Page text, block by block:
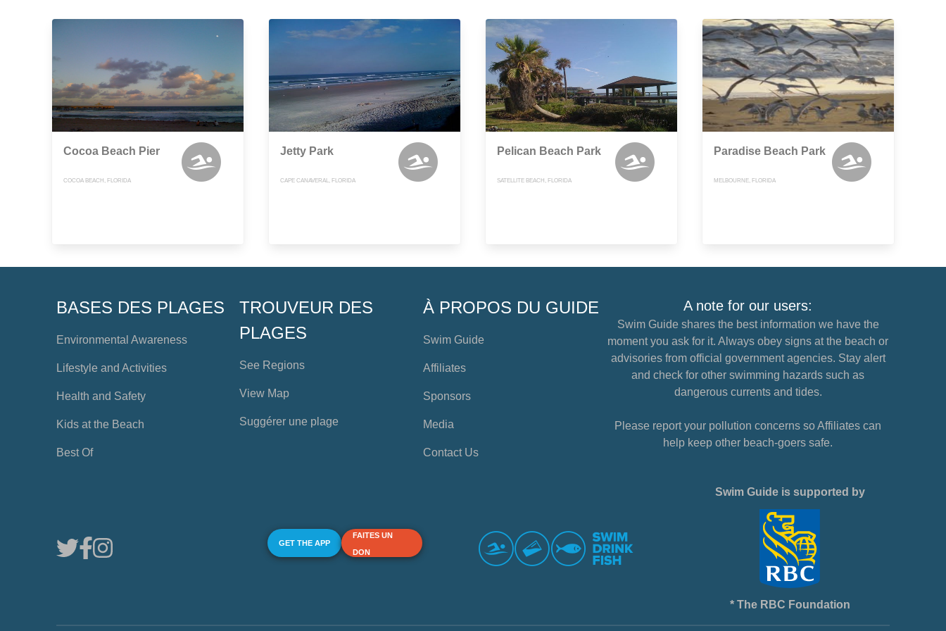
Cocoa Beach Pier
COCOA BEACH, FLORIDA
Jetty Park
CAPE CANAVERAL, FLORIDA
Pelican Beach Park
SATELLITE BEACH, FLORIDA
Paradise Beach Park
MELBOURNE, FLORIDA
BASES DES PLAGES
Environmental Awareness
Lifestyle and Activities
Health and Safety
Kids at the Beach
Best Of
TROUVEUR DES
PLAGES
See Regions
View Map
Suggérer une plage
À PROPOS DU GUIDE
Swim Guide
Affiliates
Sponsors
Media
Contact Us
A note for our users:
Swim Guide shares the best information we have the
moment you ask for it. Always obey signs at the beach or
advisories from official government agencies. Stay alert
and check for other swimming hazards such as
dangerous currents and tides.
Please report your pollution concerns so Affiliates can
help keep other beach-goers safe.
GET THE APP
FAITES UN
DON
Swim Guide is supported by
* The RBC Foundation